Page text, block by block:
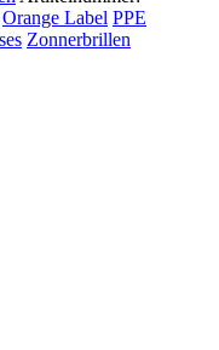
Orange Label PPE
Zonnerbrillen